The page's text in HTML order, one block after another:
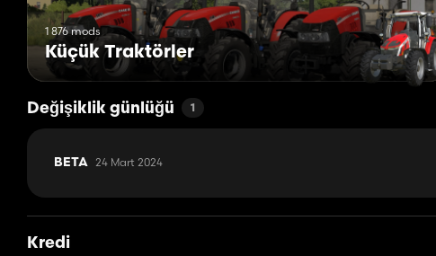
1 876 mods
Küçük Traktörler
Değişiklik günlüğü 1
BETA 24 Mart 2024
Kredi